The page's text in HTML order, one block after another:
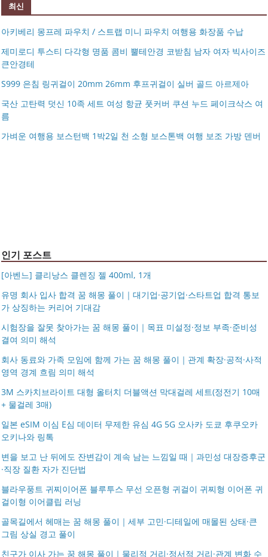
최신
아키베리 몽프레 파우치 / 스트랩 미니 파우치 여행용 화장품 수납
제미로디 투스티 다각형 명품 콤비 뿔테안경 코받침 남자 여자 빅사이즈
큰안경테
S999 은침 링귀걸이 20mm 26mm 후프귀걸이 실버 골드 아르제아
국산 고탄력 덧신 10족 세트 여성 항균 풋커버 쿠션 누드 페이크삭스 여
름
가벼운 여행용 보스턴백 1박2일 천 소형 보스톤백 여행 보조 가방 덴버
아키베리 몽프레 파우치 / 스트랩 미니 파우치 여행용 화장
품 수납
제미로디 투스티 다각형 명품 콤비 뿔테안경 코받침 남자
인기 포스트
[아벤느] 클리낭스 클렌징 젤 400ml, 1개
유명 회사 입사 합격 꿈 해몽 풀이｜대기업·공기업·스타트업 합격 통보
가 상징하는 커리어 기대감
시험장을 잘못 찾아가는 꿈 해몽 풀이｜목표 미설정·정보 부족·준비성
결여 의미 해석
회사 동료와 가족 모임에 함께 가는 꿈 해몽 풀이｜관계 확장·공적·사적
영역 경계 흐림 의미 해석
3M 스카치브라이트 대형 올터치 더블액션 막대걸레 세트(정전기 10매
+ 물걸레 3매)
일본 eSIM 이심 E심 데이터 무제한 유심 4G 5G 오사카 도쿄 후쿠오카
오키나와 링톡
변을 보고 난 뒤에도 잔변감이 계속 남는 느낌일 때｜과민성 대장증후군
·직장 질환 자가 진단법
블라우풍트 귀찌이어폰 블루투스 무선 오픈형 귀걸이 귀찌형 이어폰 귀
걸이형 이어클립 러닝
골목길에서 헤매는 꿈 해몽 풀이｜세부 고민·디테일에 매몰된 상태·큰
그림 상실 경고 풀이
친구가 이사 가는 꿈 해몽 풀이｜물리적 거리·정서적 거리·관계 변화 수